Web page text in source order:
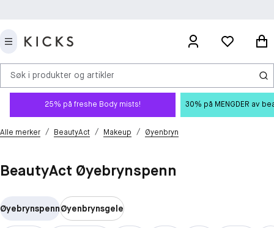
Søk i produkter og artikler
25% på freshe Body mists! 30% på MENGDER av
Alle merker / BeautyAct / Makeup / Øyenbryn
BeautyAct Øyebrynspenn
ØyebrynspennØyenbrynsgele